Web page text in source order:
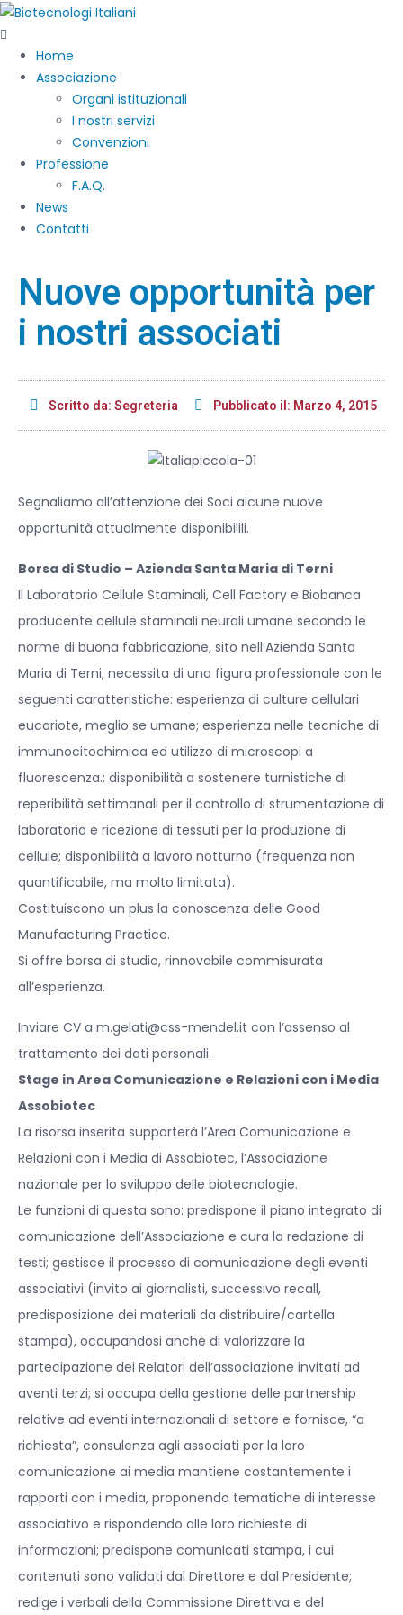
Home
Associazione
Organi istituzionali
I nostri servizi
Convenzioni
Professione
F.A.Q.
News
Contatti
Nuove opportunità per
i nostri associati
Scritto da: Segreteria Pubblicato il: Marzo 4, 2015
Segnaliamo all’attenzione dei Soci alcune nuove
opportunità attualmente disponibilili.
Borsa di Studio – Azienda Santa Maria di Terni
Il Laboratorio Cellule Staminali, Cell Factory e Biobanca
producente cellule staminali neurali umane secondo le
norme di buona fabbricazione, sito nell’Azienda Santa
Maria di Terni, necessita di una figura professionale con le
seguenti caratteristiche: esperienza di culture cellulari
eucariote, meglio se umane; esperienza nelle tecniche di
immunocitochimica ed utilizzo di microscopi a
fluorescenza.; disponibilità a sostenere turnistiche di
reperibilità settimanali per il controllo di strumentazione di
laboratorio e ricezione di tessuti per la produzione di
cellule; disponibilità a lavoro notturno (frequenza non
quantificabile, ma molto limitata).
Costituiscono un plus la conoscenza delle Good
Manufacturing Practice.
Si offre borsa di studio, rinnovabile commisurata
all’esperienza.
Inviare CV a m.gelati@css-mendel.it con l’assenso al
trattamento dei dati personali.
Stage in Area Comunicazione e Relazioni con i Media
Assobiotec
La risorsa inserita supporterà l’Area Comunicazione e
Relazioni con i Media di Assobiotec, l’Associazione
nazionale per lo sviluppo delle biotecnologie.
Le funzioni di questa sono: predispone il piano integrato di
comunicazione dell’Associazione e cura la redazione di
testi; gestisce il processo di comunicazione degli eventi
associativi (invito ai giornalisti, successivo recall,
predisposizione dei materiali da distribuire/cartella
stampa), occupandosi anche di valorizzare la
partecipazione dei Relatori dell’associazione invitati ad
aventi terzi; si occupa della gestione delle partnership
relative ad eventi internazionali di settore e fornisce, “a
richiesta”, consulenza agli associati per la loro
comunicazione ai media mantiene costantemente i
rapporti con i media, proponendo tematiche di interesse
associativo e rispondendo alle loro richieste di
informazioni; predispone comunicati stampa, i cui
contenuti sono validati dal Direttore e dal Presidente;
redige i verbali della Commissione Direttiva e del